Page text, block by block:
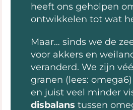
heeft ons geholpen
ontwikkelen tot wat
Maar… sinds we de
voor akkers en
veranderd. We zijn
granen (lees:
en juist veel minder
disbalans tussen